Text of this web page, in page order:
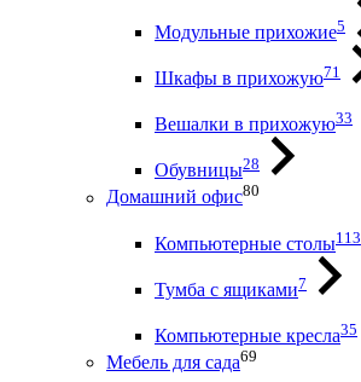
Модульные прихожие5
Шкафы в прихожую71
Вешалки в прихожую33
Обувницы28
Домашний офис80
Компьютерные столы113
Тумба с ящиками7
Компьютерные кресла35
Мебель для сада69